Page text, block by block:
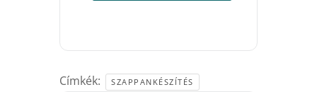
Címkék: SZAPPANKÉSZÍTÉS